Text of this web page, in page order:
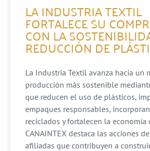
LA INDUSTRIA TEXTIL
FORTALECE SU
CON LA
REDUCCIÓN DE
La Industria Textil avanza hacia un
producción más sostenible
que reducen el uso de plásticos,
empaques responsables,
reciclados y fortalecen la economía
CANAINTEX destaca las acciones
afiliadas que contribuyen a